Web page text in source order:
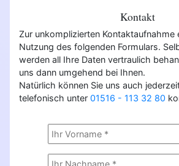
Kontakt
Zur unkomplizierten Kontaktaufnahme
Nutzung des folgenden Formulars.
werden all Ihre Daten vertraulich
uns dann umgehend bei Ihnen.
Natürlich können Sie uns auch
telefonisch unter 01516 - 113 32 80